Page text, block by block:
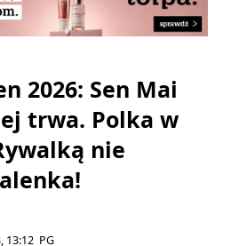
2026: Sen Mai
trwa. Polka w
nie
13:12 PG